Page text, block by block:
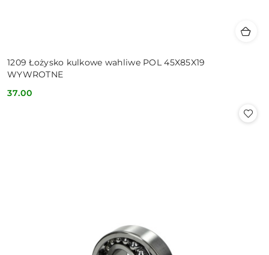
1209 Łożysko kulkowe wahliwe POL 45X85X19
WYWROTNE
Cena:
37.00